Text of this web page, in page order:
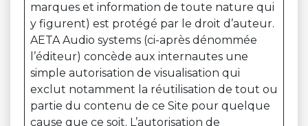
marques et information de toute nature qui
y figurent) est protégé par le droit d’auteur.
AETA Audio systems (ci-après dénommée
l’éditeur) concède aux internautes une
simple autorisation de visualisation qui
exclut notamment la réutilisation de tout ou
partie du contenu de ce Site pour quelque
cause que ce soit. L’autorisation de